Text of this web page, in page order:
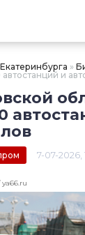
»
и
7-07-2026,